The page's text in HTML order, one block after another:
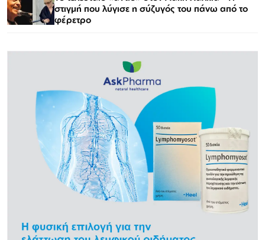
στιγμή που λύγισε η σύζυγός του πάνω από το
φέρετρο